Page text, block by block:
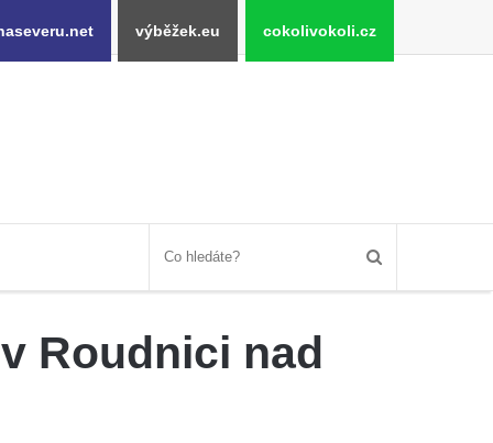
výběžek.eu cokolivokoli.cz
Roudnici nad